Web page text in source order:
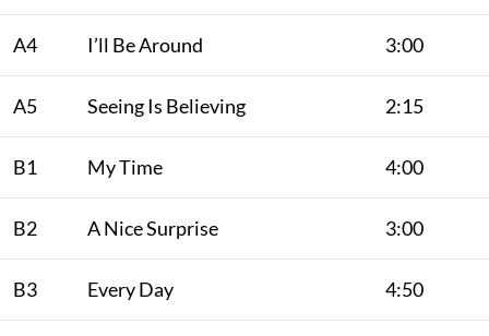
A4 I’ll Be Around 3:00
A5 Seeing Is Believing 2:15
B1 My Time 4:00
B2 A Nice Surprise 3:00
B3 Every Day 4:50